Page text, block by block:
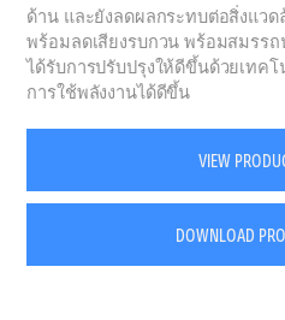
ด้าน และยังลดผลกระทบต่อสิ่งแว
พร้อมลดเสียงรบกวน พร้อมสมรร
ได้รับการปรับปรุงให้ดีขึ้นด้วยเทค
การใช้พลังงานได้ดีขึ้น
VIEW
DOWNLOAD